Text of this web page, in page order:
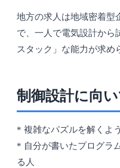
地方の求人は地域密着型
で、一人で電気設計から
スタック」な能力が求め
制御設計に向
* 複雑なパズルを解くよ
* 自分が書いたプログラ
る人